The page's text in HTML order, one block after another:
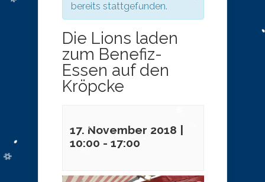
bereits stattgefunden.
Die Lions laden
zum Benefiz-
Essen auf den
Kröpcke
17. November 2018 |
10:00 - 17:00